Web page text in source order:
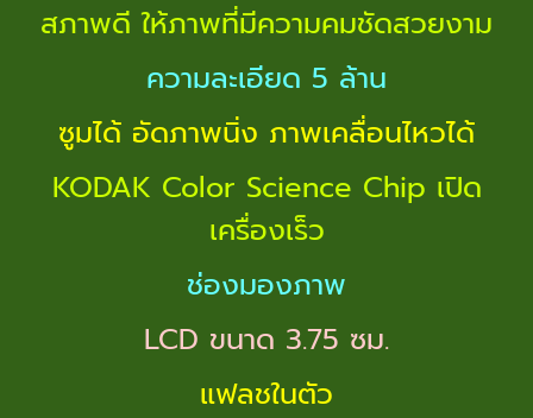
สภาพดี ให้ภาพที่มีความคมชัดสวยงาม
ความละเอียด 5 ล้าน
ซูมได้ อัดภาพนิ่ง ภาพเคลื่อนไหวได้
KODAK Color Science Chip เปิด
เครื่องเร็ว
ช่องมองภาพ
LCD ขนาด 3.75 ซม.
แฟลชในตัว